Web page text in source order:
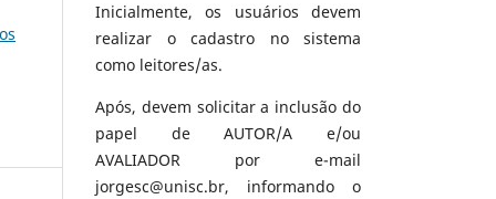
Inicialmente, os usuários devem
realizar o cadastro no sistema
como leitores/as.
Após, devem solicitar a inclusão do
papel de AUTOR/A e/ou
AVALIADOR por e-mail
jorgesc@unisc.br, informando o